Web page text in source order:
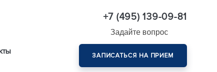
+7 (495) 139-09-81
Задайте вопрос
ЗАПИСАТЬСЯ НА ПРИЕМ